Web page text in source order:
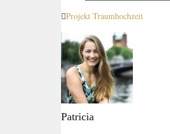
Projekt Traumhochzeit
Patricia